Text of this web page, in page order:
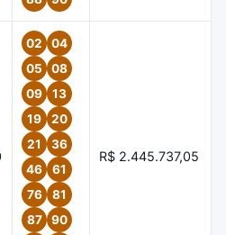
02
04
05
08
09
13
19
20
21
36
46
61
76
81
87
90
R$ 2.445.737,05